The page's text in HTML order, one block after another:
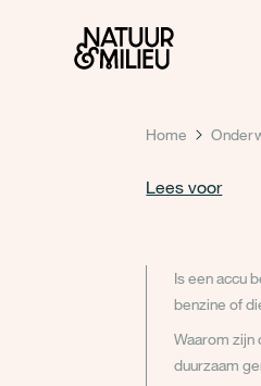
Natuur & Milieu
Home
Lees voor
Is een accu
benzine of
Waarom zijn
duurzaam